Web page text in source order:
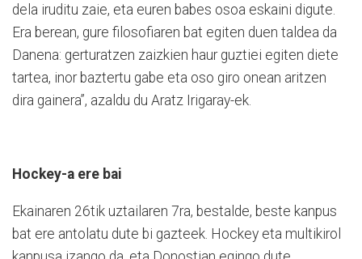
dela iruditu zaie, eta euren babes osoa eskaini digute.
Era berean, gure filosofiaren bat egiten duen taldea da
Danena: gerturatzen zaizkien haur guztiei egiten diete
tartea, inor baztertu gabe eta oso giro onean aritzen
dira gainera”, azaldu du Aratz Irigaray-ek.
Hockey-a ere bai
Ekainaren 26tik uztailaren 7ra, bestalde, beste kanpus
bat ere antolatu dute bi gazteek. Hockey eta multikirol